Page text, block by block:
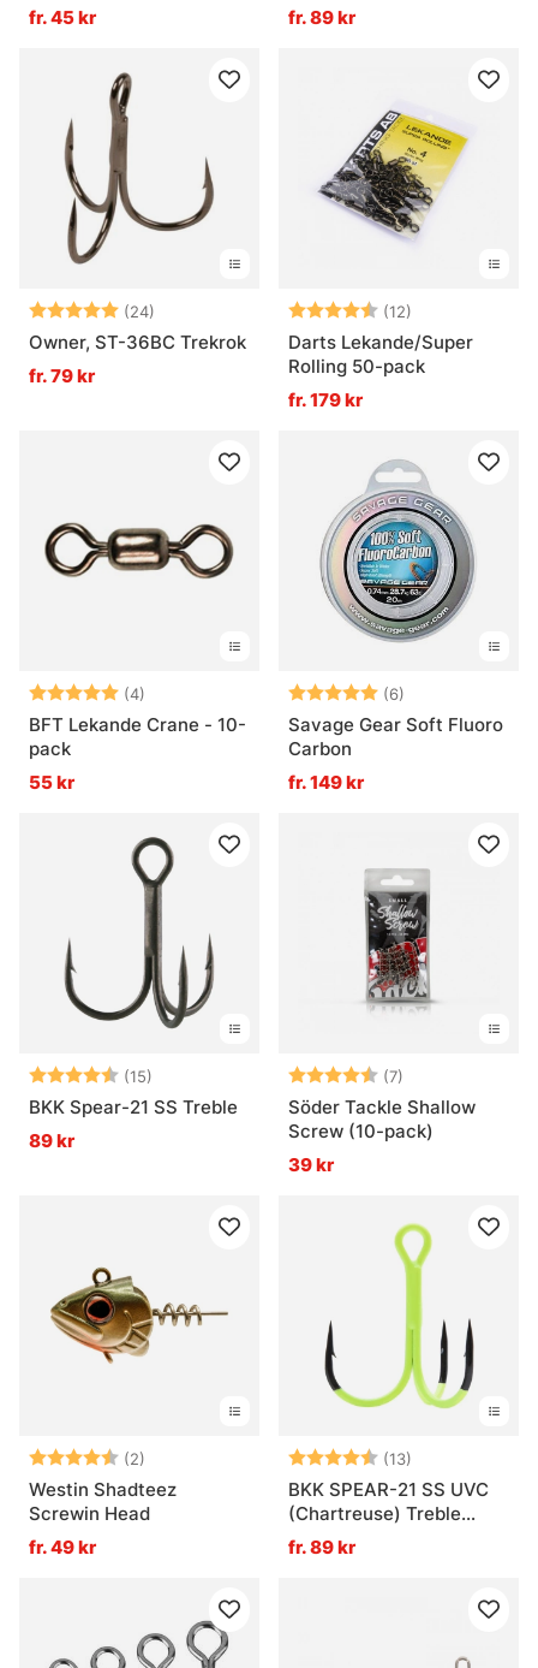
fr. 45 kr
fr. 89 kr
Betyg: (24)
5.0 utav 5 stjärnor
Owner, ST-36BC Trekrok
fr. 79 kr
Betyg: (12)
Darts Lekande/Super
Rolling 50-pack
fr. 179 kr
Betyg: (4)
5.0 utav 5 stjärnor
BFT Lekande Crane - 10-
pack
55 kr
Betyg: (6)
Savage Gear Soft Fluoro
Carbon
fr. 149 kr
Betyg: (15)
4.2 utav 5 stjärnor
BKK Spear-21 SS Treble
89 kr
Betyg: (7)
Söder Tackle Shallow
Screw (10-pack)
39 kr
Betyg: (2)
4.5 utav 5 stjärnor
Westin Shadteez
Screwin Head
fr. 49 kr
Betyg: (13)
BKK SPEAR-21 SS UVC
(Chartreuse) Treble
Hook
fr. 89 kr